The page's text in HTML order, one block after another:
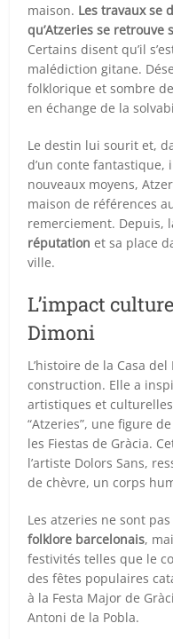
maison. Les travaux se
qu’Atzeries se
Certains disent qu’il
malédiction gitane.
folklorique et sombre
en échange de la
Le destin lui sourit et,
d’un conte fantastique,
nouveaux moyens,
maison de références
remerciement. Depuis,
réputation et sa place
ville.
L’impact
Dimoni
L’histoire de la Casa
construction. Elle a
artistiques et
“Atzeries”, une figure
les Fiestas de Gràcia.
l’artiste Dolors Sans,
de chèvre, un corps
Les atzeries ne sont
folklore barcelonais,
festivités telles que le
des fêtes populaires
à la Festa Major de
Antoni de la Pobla.